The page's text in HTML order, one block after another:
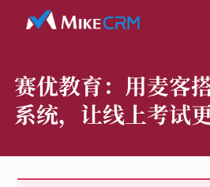
赛优教育： 用麦客
系统，让线上考试